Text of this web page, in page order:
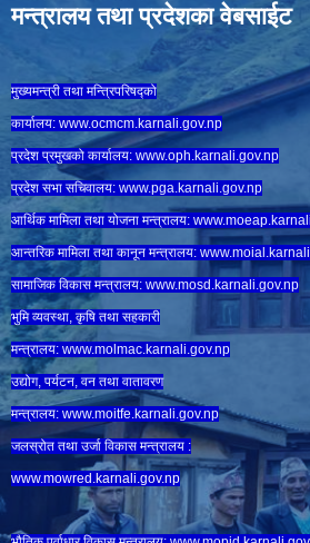
मन्त्रालय तथा प्रदेशका वेबसाईट
मुख्यमन्त्री तथा मन्त्रिपरिषद्को
कार्यालय: www.ocmcm.karnali.gov.np
प्रदेश प्रमुखको कार्यालय: www.oph.karnali.gov.np
प्रदेश सभा सचिवालय: www.pga.karnali.gov.np
आर्थिक मामिला तथा योजना मन्त्रालय: www.
आन्तरिक मामिला तथा कानून मन्त्रालय: www.
सामाजिक विकास मन्त्रालय: www.mosd.karnali.gov.np
भुमि व्यवस्था, कृषि तथा सहकारी
मन्त्रालय: www.molmac.karnali.gov.np
उद्योग, पर्यटन, वन तथा वातावरण
मन्त्रालय: www.moitfe.karnali.gov.np
जलस्रोत तथा उर्जा विकास मन्त्रालय :
www.mowred.karnali.gov.np